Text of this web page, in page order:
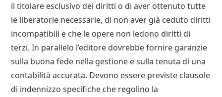
il titolare esclusivo dei diritti o di aver ottenuto tutte
le liberatorie necessarie, di non aver già ceduto diritti
incompatibili e che le opere non ledono diritti di
terzi. In parallelo l’editore dovrebbe fornire garanzie
sulla buona fede nella gestione e sulla tenuta di una
contabilità accurata. Devono essere previste clausole
di indennizzo specifiche che regolino la